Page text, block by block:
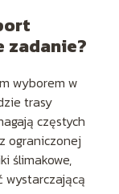
zadanie?
wyborem w
trasy
częstych
ograniczonej
ślimakowe,
wystarczającą